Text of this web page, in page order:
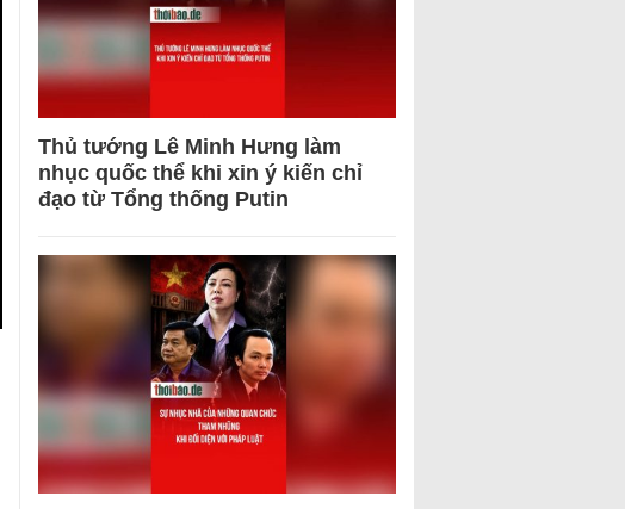
Thủ tướng Lê Minh Hưng làm
nhục quốc thể khi xin ý kiến chỉ
đạo từ Tổng thống Putin